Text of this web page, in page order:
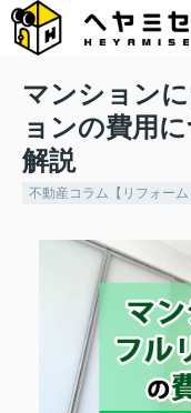
マンション
ョンの費用
解説
不動産コラム【リフォーム